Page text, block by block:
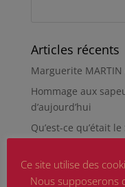
Articles récents
Marguerite
Hommage aux
d’aujourd’hui
Qu’est-ce qu’était
La revue « Entre
musée de Besançon
Ce site utilise des
Nous supposerons